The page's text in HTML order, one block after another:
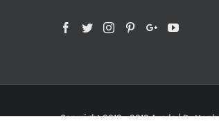
Copyright 2012 - 2019 Avada |